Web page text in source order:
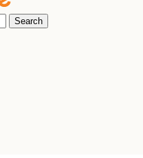
Search